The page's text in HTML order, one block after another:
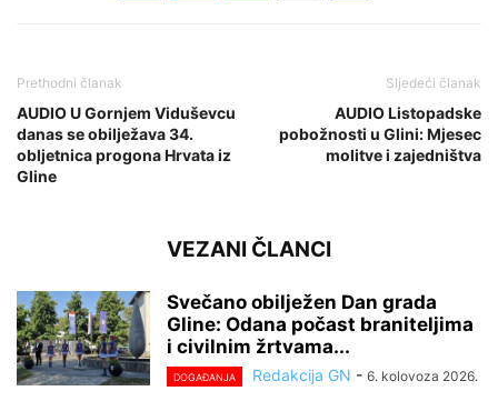
Prethodni članak
AUDIO U Gornjem Viduševcu
danas se obilježava 34.
obljetnica progona Hrvata iz
Gline
Sljedeći članak
AUDIO Listopadske
pobožnosti u Glini: Mjesec
molitve i zajedništva
VEZANI ČLANCI
Svečano obilježen Dan grada
Gline: Odana počast braniteljima
i civilnim žrtvama...
DOGAĐANJA Redakcija GN - 6. kolovoza 2026.